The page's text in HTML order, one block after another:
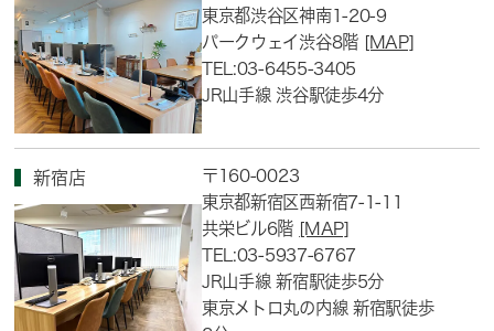
東京都渋谷区神南1-20-9
パークウェイ渋谷8階 [MAP]
TEL:03-6455-3405
JR山手線 渋谷駅徒歩4分
新宿店
〒160-0023
東京都新宿区西新宿7-1-11
共栄ビル6階 [MAP]
TEL:03-5937-6767
JR山手線 新宿駅徒歩5分
東京メトロ丸の内線 新宿駅徒歩